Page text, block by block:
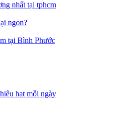
nhất tại tphcm
ngon?
tại Bình Phước
hạt mỗi ngày